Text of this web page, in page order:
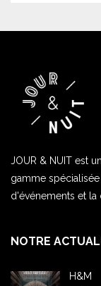
JOUR & NUIT est
gamme
d'événements et la
NOTRE
H&M